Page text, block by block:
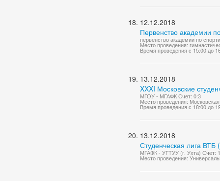
12.12.2018
Первенство академии
первенство академии по
Место проведения:
Время проведения с 15:00 до
13.12.2018
XXXI Московские
МГОУ - МГАФК Счет: 0:3
Место проведения:
Время проведения с 18:00 до
13.12.2018
Студенческая лига ВТБ
МГАФК - УГТУУ (г. Ухта) Счет:
Место проведения: